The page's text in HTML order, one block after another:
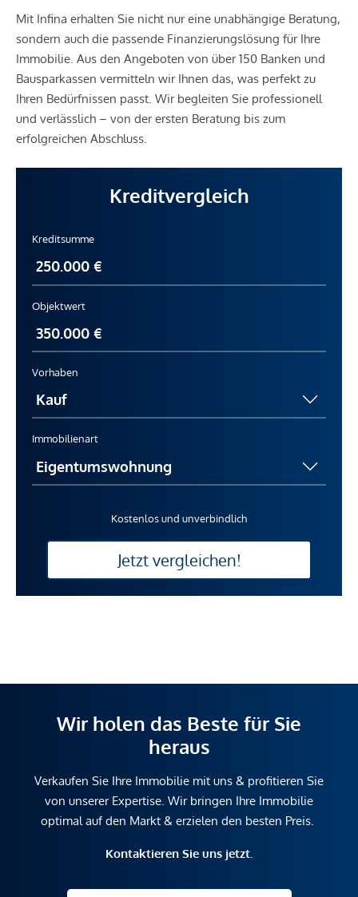
Mit Infina erhalten Sie nicht nur eine unabhängige Beratung,
sondern auch die passende Finanzierungslösung für Ihre
Immobilie. Aus den Angeboten von über 150 Banken und
Bausparkassen vermitteln wir Ihnen das, was perfekt zu
Ihren Bedürfnissen passt. Wir begleiten Sie professionell
und verlässlich – von der ersten Beratung bis zum
erfolgreichen Abschluss.
Kreditvergleich
Kreditsumme
Objektwert
Vorhaben
Immobilienart
Kostenlos und unverbindlich
Jetzt vergleichen!
Wir holen das Beste für Sie
heraus
Verkaufen Sie Ihre Immobilie mit uns & profitieren Sie
von unserer Expertise. Wir bringen Ihre Immobilie
optimal auf den Markt & erzielen den besten Preis.
Kontaktieren Sie uns jetzt.